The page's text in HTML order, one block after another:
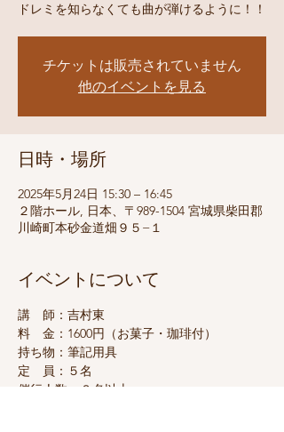
ドレミを知らなくても曲が弾けるように！！
チケットは販売されていません
他のイベントを見る
日時・場所
2025年5月24日 15:30 – 16:45
２階ホール, 日本、〒989-1504 宮城県柴田郡
川崎町本砂金道畑９５−１
イベントについて
講　師：吉村東
料　金：1600円（お菓子・珈琲付）
持ち物：筆記用具
定　員：５名
催行人数：２名以上